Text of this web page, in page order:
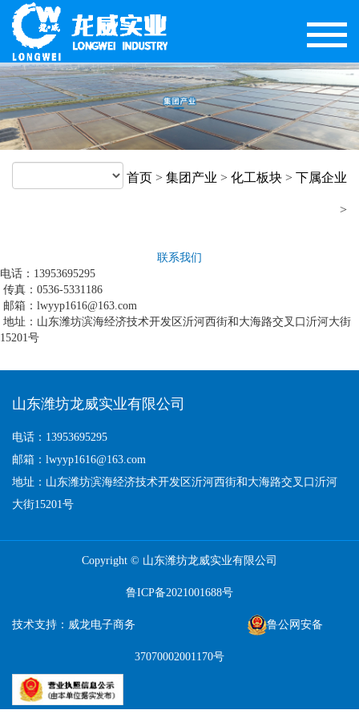
首页> 集团产业 > 化工板块> 下属企业
>
联系我们
电话：13953695295
传真：0536-5331186
邮箱：lwyyp1616@163.com
地址：山东潍坊滨海经济技术开发区沂河西街和大海路交叉口沂河大街
15201号
山东潍坊龙威实业有限公司
电话：13953695295
邮箱：lwyyp1616@163.com
地址：山东潍坊滨海经济技术开发区沂河西街和大海路交叉口沂河
大街15201号
Copyright © 山东潍坊龙威实业有限公司
鲁ICP备2021001688号
技术支持：威龙电子商务 鲁公网安备
37070002001170号